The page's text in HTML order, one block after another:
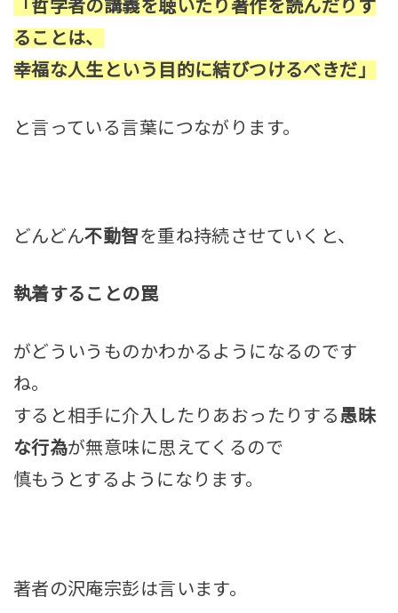
「哲学者の講義を聴いたり著作を読んだりす
ることは、
幸福な人生という目的に結びつけるべきだ」
と言っている言葉につながります。
どんどん不動智を重ね持続させていくと、
執着することの罠
がどういうものかわかるようになるのです
ね。
すると相手に介入したりあおったりする 愚昧
な行為が無意味に思えてくるので
慎もうとするようになります。
著者の沢庵宗彭は言います。